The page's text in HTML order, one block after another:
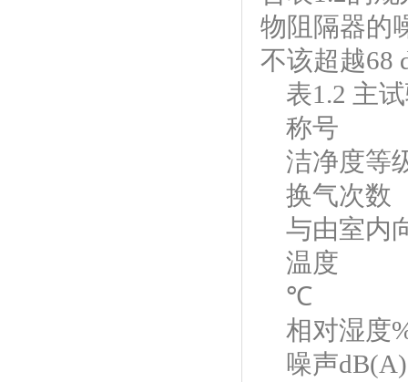
物阻隔器的
不该超越68
表1.2 主
称号
洁净度等
换气次数
与由室内
温度
℃
相对湿度
噪声dB(A)